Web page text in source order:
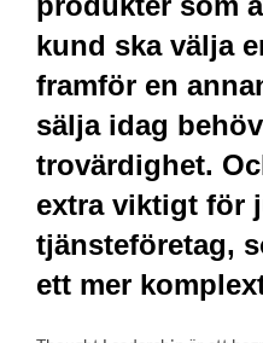
kund ska välja
framför en
sälja idag
trovärdighet.
extra viktigt för
tjänsteföretag,
ett mer